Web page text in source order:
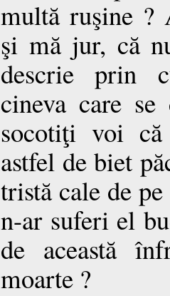
multă ruşine ?
şi mă jur, că
descrie prin
cineva care
socotiţi voi
astfel de biet
tristă cale de
n-ar suferi el
de această
moarte ?